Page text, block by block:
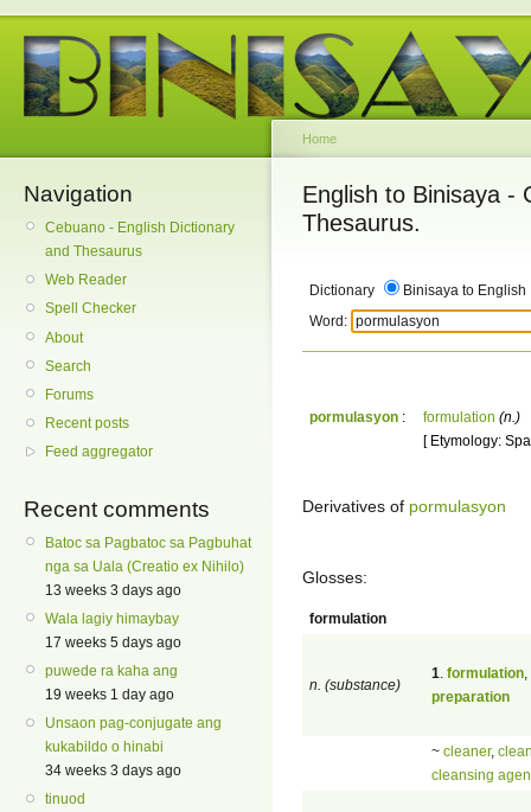
Navigation
Cebuano - English Dictionary
and Thesaurus
Web Reader
Spell Checker
About
Search
Forums
Recent posts
Feed aggregator
Recent comments
Batoc sa Pagbatoc sa Pagbuhat
nga sa Uala (Creatio ex Nihilo)
13 weeks 3 days ago
Wala lagiy himaybay
17 weeks 5 days ago
puwede ra kaha ang
19 weeks 1 day ago
Unsaon pag-conjugate ang
kukabildo o hinabi
34 weeks 3 days ago
tinuod
Home
English to Binisaya -
Thesaurus.
Dictionary
Binisaya to English
Word:
pormulasyon : formulation (n.)
[ Etymology:
Derivatives of pormulasyon
Glosses:
formulation
n. (substance)
1 formulation
preparation
~ cleaner,
cleansing